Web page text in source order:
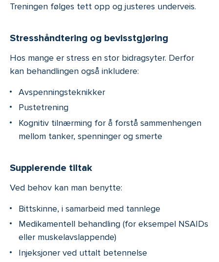
Treningen følges tett opp og justeres underveis.
Stresshåndtering og bevisstgjøring
Hos mange er stress en stor bidragsyter. Derfor
kan behandlingen også inkludere:
Avspenningsteknikker
Pustetrening
Kognitiv tilnærming for å forstå sammenhengen
mellom tanker, spenninger og smerte
Supplerende tiltak
Ved behov kan man benytte:
Bittskinne, i samarbeid med tannlege
Medikamentell behandling (for eksempel NSAIDs
eller muskelavslappende)
Injeksjoner ved uttalt betennelse